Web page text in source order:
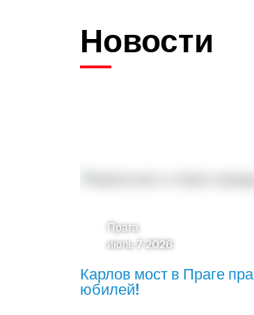
Новости
Прага
июль 7 2026
Карлов мост в Праге
юбилей!